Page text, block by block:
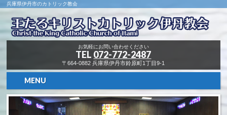
兵庫県伊丹市のカトリック教会
お気軽にお問い合わせください
TEL 072-772-2487
〒664-0882 兵庫県伊丹市鈴原町1丁目9-1
MENU